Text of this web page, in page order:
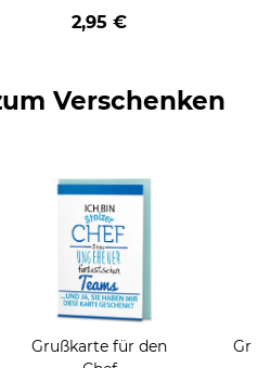
geschenkt
2,95 €
Verschenken
Grußkarte für den